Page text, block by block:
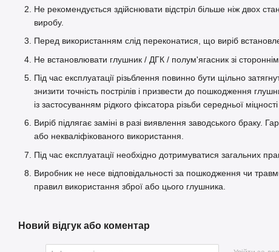
Не рекомендується здійснювати відстріл більше ніж двох
виробу.
Перед використанням слід переконатися, що виріб
Не встановлювати глушник / ДГК / полум'ягасник зі
Під час експлуатації різьблення повинно бути щільно
знизити точність пострілів і призвести до пошкодження
із застосуванням рідкого фіксатора різьби середньої
Виріб підлягає заміні в разі виявлення заводського браку.
або некваліфікованого використання.
Під час експлуатації необхідно дотримуватися загальних
Виробник не несе відповідальності за пошкодження чи
правил використання зброї або цього глушника.
Новий відгук або коментар